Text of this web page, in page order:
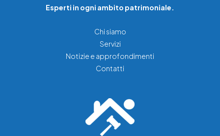
Esperti in ogni ambito patrimoniale.
Chi siamo
Servizi
Notizie e approfondimenti
Contatti